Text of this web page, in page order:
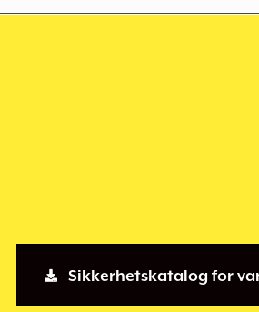
Sikkerhetskatalog for